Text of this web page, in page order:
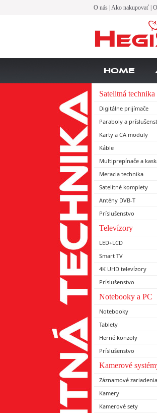
O nás Ako nakupovať
Home
Satelitná technika
Digitálne prijímače
Paraboly a
Karty a CA moduly
Káble
Multiprepínače a
Meracia technika
Satelitné komplety
Antény DVB-T
Príslušenstvo
Televízory
LED+LCD
Smart TV
4K UHD televízory
Príslušenstvo
Notebooky a PC
Notebooky
Tablety
Herné konzoly
Príslušenstvo
Kamerové
Záznamové zariadenia
Kamery
Kamerové sety